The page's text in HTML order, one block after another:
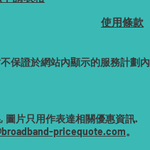
使用條款
保證於網站內顯示的服務計劃內
圖片只用作表達相關優惠資訊.
pricequote.com。